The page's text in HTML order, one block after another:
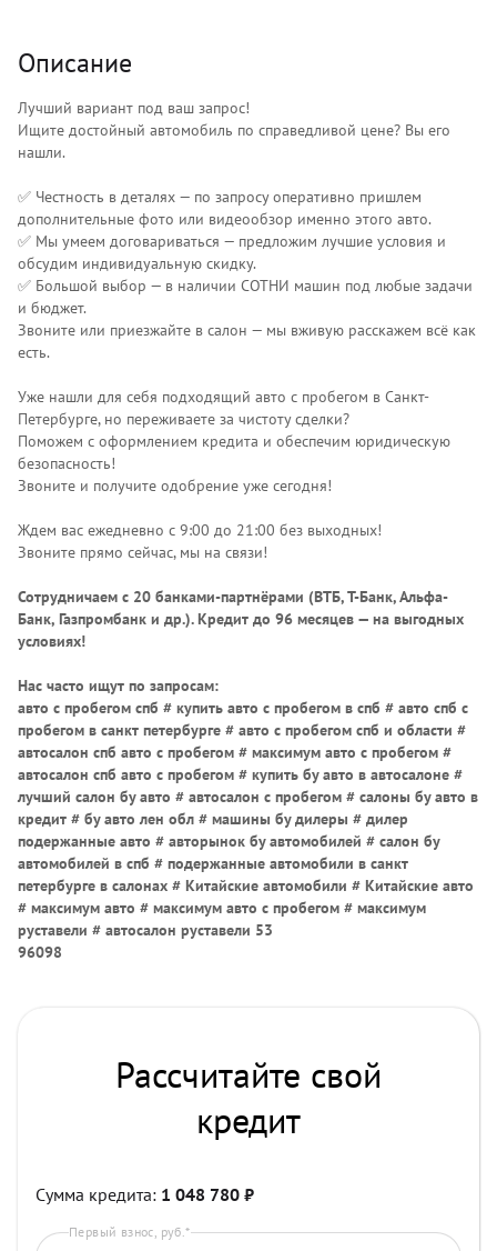
Описание
Лучший вариант под ваш запрос!
Ищите достойный автомобиль по справедливой цене? Вы его
нашли.
✅ Честность в деталях — по запросу оперативно пришлем
дополнительные фото или видеообзор именно этого авто.
✅ Мы умеем договариваться — предложим лучшие условия и
обсудим индивидуальную скидку.
✅ Большой выбор — в наличии СОТНИ машин под любые задачи
и бюджет.
Звоните или приезжайте в салон — мы вживую расскажем всё как
есть.
Уже нашли для себя подходящий авто с пробегом в Санкт-
Петербурге, но переживаете за чистоту сделки?
Поможем с оформлением кредита и обеспечим юридическую
безопасность!
Звоните и получите одобрение уже сегодня!
Ждем вас ежедневно с 9:00 до 21:00 без выходных!
Звоните прямо сейчас, мы на связи!
Сотрудничаем с 20 банками-партнёрами (ВТБ, Т-Банк, Альфа-
Банк, Газпромбанк и др.). Кредит до 96 месяцев — на выгодных
условиях!
Нас часто ищут по запросам:
авто с пробегом спб # купить авто с пробегом в спб # авто спб с
пробегом в санкт петербурге # авто с пробегом спб и области #
автосалон спб авто с пробегом # максимум авто с пробегом #
автосалон спб авто с пробегом # купить бу авто в автосалоне #
лучший салон бу авто # автосалон с пробегом # салоны бу авто в
кредит # бу авто лен обл # машины бу дилеры # дилер
подержанные авто # авторынок бу автомобилей # салон бу
автомобилей в спб # подержанные автомобили в санкт
петербурге в салонах # Китайские автомобили # Китайские авто
# максимум авто # максимум авто с пробегом # максимум
руставели # автосалон руставели 53
96098
Рассчитайте свой
кредит
Сумма кредита: 1 048 780 ₽
Первый взнос, руб.*